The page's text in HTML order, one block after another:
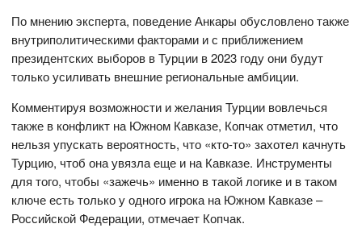
По мнению эксперта, поведение Анкары обусловлено также
внутриполитическими факторами и с приближением
президентских выборов в Турции в 2023 году они будут
только усиливать внешние региональные амбиции.
Комментируя возможности и желания Турции вовлечься
также в конфликт на Южном Кавказе, Копчак отметил, что
нельзя упускать вероятность, что «кто-то» захотел качнуть
Турцию, чтоб она увязла еще и на Кавказе. Инструменты
для того, чтобы «зажечь» именно в такой логике и в таком
ключе есть только у одного игрока на Южном Кавказе –
Российской Федерации, отмечает Копчак.